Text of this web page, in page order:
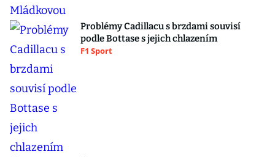
Problémy Cadillacu s brzdami souvisí
podle Bottase s jejich chlazením
F1 Sport